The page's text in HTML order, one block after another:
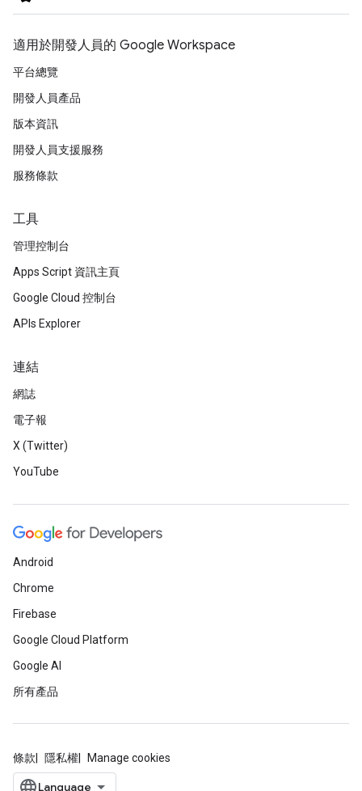
適用於開發人員的 Google Workspace
平台總覽
開發人員產品
版本資訊
開發人員支援服務
服務條款
工具
管理控制台
Apps Script 資訊主頁
Google Cloud 控制台
APIs Explorer
連結
網誌
電子報
X (Twitter)
YouTube
Android
Chrome
Firebase
Google Cloud Platform
Google AI
所有產品
條款 隱私權 Manage cookies